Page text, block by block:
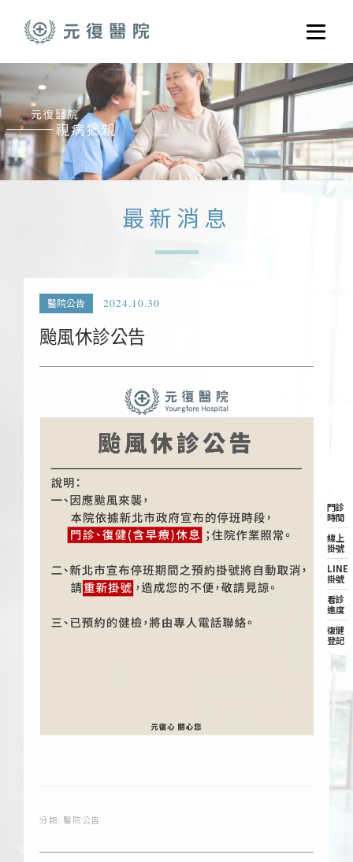
選單
關於元復
就醫指南
醫學門診
醫療養護服務
最新消息
醫院公告 2024.10.30
颱風休診公告
分類: 醫院公告
門診
時間
線上
掛號
LINE
掛號
看診
進度
復健
登記